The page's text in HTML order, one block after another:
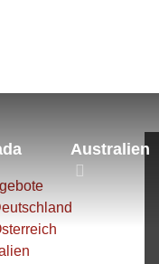
Australien